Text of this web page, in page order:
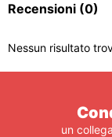
Recensioni (0)
Nessun risultato
un